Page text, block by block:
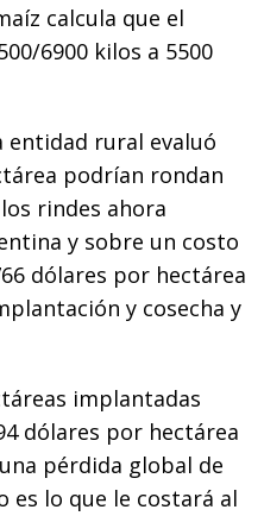
calcula que el
6900 kilos a 5500
entidad rural evaluó
podrían rondan
rindes ahora
y sobre un costo
dólares por hectárea
y cosecha y
implantadas
dólares por hectárea
pérdida global de
es lo que le costará al